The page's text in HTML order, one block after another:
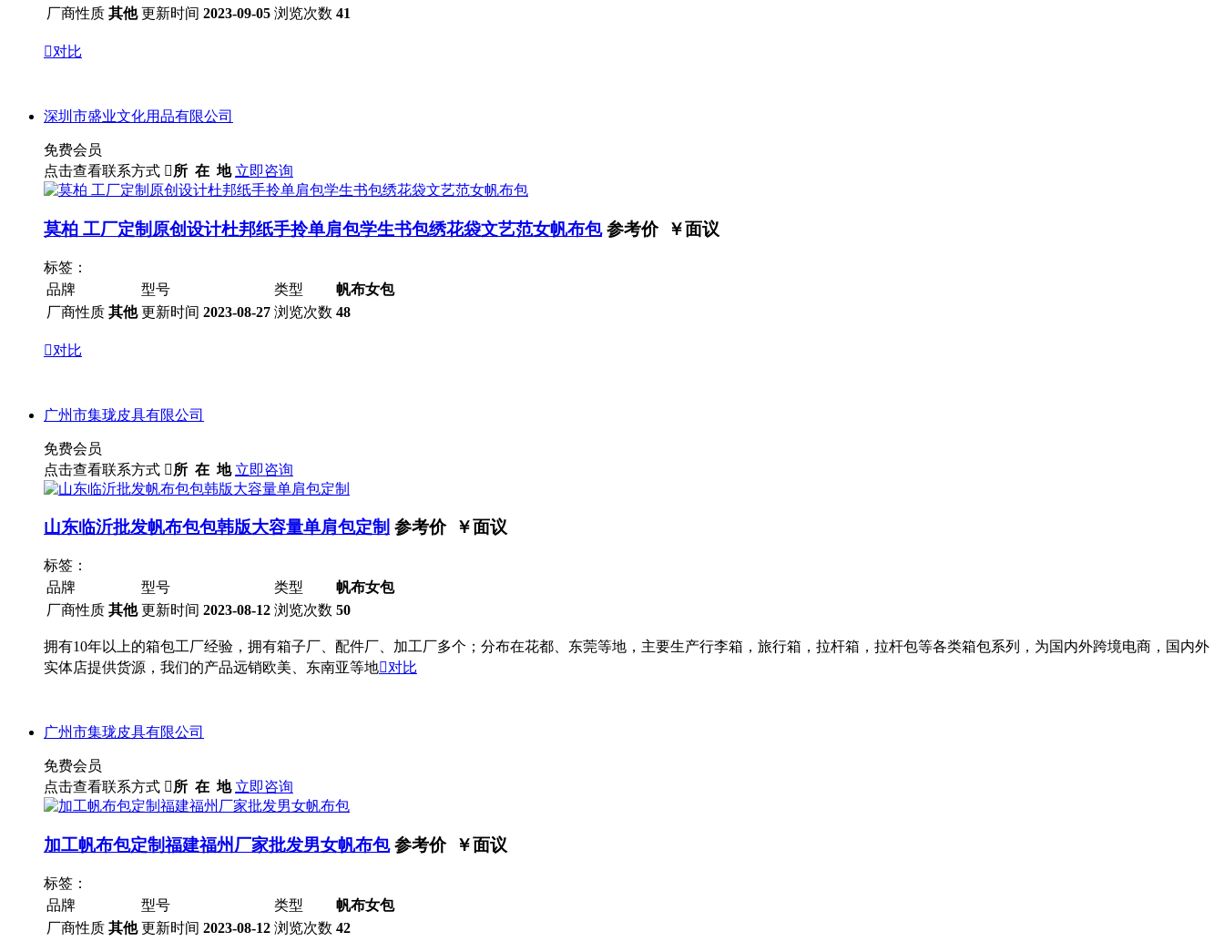
厂商性质 其他 更新时间 2023-09-05 浏览次数 41
对比
深圳市盛业文化用品有限公司
免费会员
点击查看联系方式 所 在 地 立即咨询
莫柏 工厂定制原创设计杜邦纸手拎单肩包学生书包绣花袋文艺范女帆布包 参考价 ￥面议
标签：
品牌
型号 类型
帆布女包
厂商性质 其他 更新时间 2023-08-27 浏览次数 48
对比
广州市集珑皮具有限公司
免费会员
点击查看联系方式 所 在 地 立即咨询
山东临沂批发帆布包包韩版大容量单肩包定制 参考价 ￥面议
标签：
品牌
型号 类型
帆布女包
厂商性质 其他 更新时间 2023-08-12 浏览次数 50
拥有10年以上的箱包工厂经验，拥有箱子厂、配件厂、加工厂多个；分布在花都、东莞等地，主要生产行李箱，旅行箱，拉杆箱，拉杆包等各类箱包系列，为国内外跨境电商，国内外
实体店提供货源，我们的产品远销欧美、东南亚等地对比
广州市集珑皮具有限公司
免费会员
点击查看联系方式 所 在 地 立即咨询
加工帆布包定制福建福州厂家批发男女帆布包 参考价 ￥面议
标签：
品牌
型号 类型
帆布女包
厂商性质 其他 更新时间 2023-08-12 浏览次数 42